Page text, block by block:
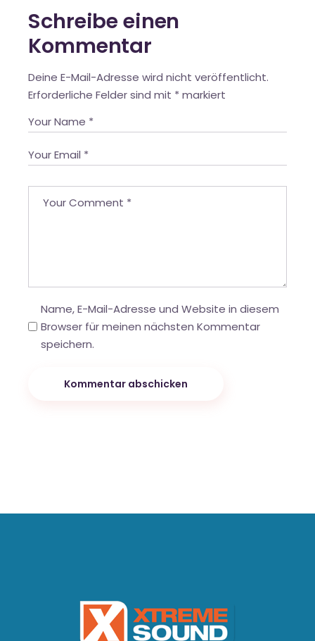
Schreibe einen
Kommentar
Deine E-Mail-Adresse wird nicht veröffentlicht.
Erforderliche Felder sind mit * markiert
Name, E-Mail-Adresse und Website in diesem
Browser für meinen nächsten Kommentar
speichern.
Kommentar abschicken